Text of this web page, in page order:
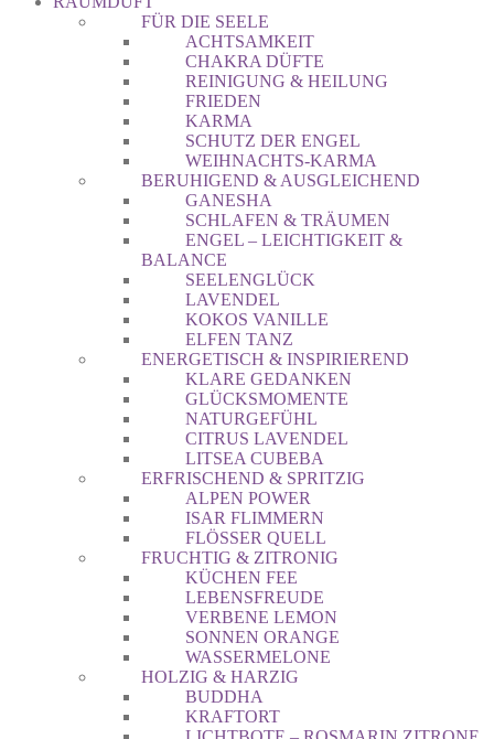
FÜR DIE SEELE
ACHTSAMKEIT
CHAKRA DÜFTE
REINIGUNG & HEILUNG
FRIEDEN
KARMA
SCHUTZ DER ENGEL
WEIHNACHTS-KARMA
BERUHIGEND & AUSGLEICHEND
GANESHA
SCHLAFEN & TRÄUMEN
ENGEL – LEICHTIGKEIT &
BALANCE
SEELENGLÜCK
LAVENDEL
KOKOS VANILLE
ELFEN TANZ
ENERGETISCH & INSPIRIEREND
KLARE GEDANKEN
GLÜCKSMOMENTE
NATURGEFÜHL
CITRUS LAVENDEL
LITSEA CUBEBA
ERFRISCHEND & SPRITZIG
ALPEN POWER
ISAR FLIMMERN
FLÖSSER QUELL
FRUCHTIG & ZITRONIG
KÜCHEN FEE
LEBENSFREUDE
VERBENE LEMON
SONNEN ORANGE
WASSERMELONE
HOLZIG & HARZIG
BUDDHA
KRAFTORT